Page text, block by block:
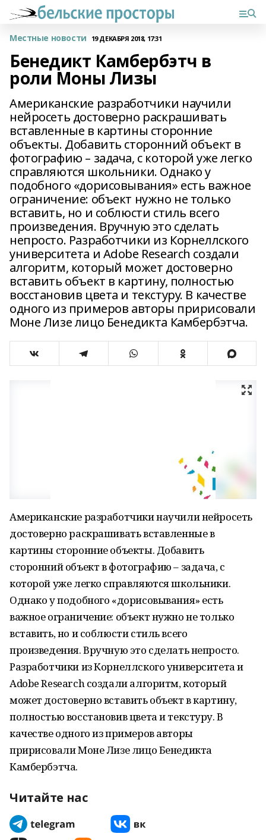
Местные новости 19 ДЕКАБРЯ 2018, 17:31
Бенедикт Камбербэтч в
роли Моны Лизы
Американские разработчики научили
нейросеть достоверно раскрашивать
вставленные в картины сторонние
объекты. Добавить сторонний объект в
фотографию – задача, с которой уже легко
справляются школьники. Однако у
подобного «дорисовывания» есть важное
ограничение: объект нужно не только
вставить, но и соблюсти стиль всего
произведения. Вручную это сделать
непросто. Разработчики из Корнеллского
университета и Adobe Research создали
алгоритм, который может достоверно
вставить объект в картину, полностью
восстановив цвета и текстуру. В качестве
одного из примеров авторы пририсовали
Моне Лизе лицо Бенедикта Камбербэтча.
Американские разработчики научили нейросеть
достоверно раскрашивать вставленные в
картины сторонние объекты. Добавить
сторонний объект в фотографию – задача, с
которой уже легко справляются школьники.
Однако у подобного «дорисовывания» есть
важное ограничение: объект нужно не только
вставить, но и соблюсти стиль всего
произведения. Вручную это сделать непросто.
Разработчики из Корнеллского университета и
Adobe Research создали алгоритм, который
может достоверно вставить объект в картину,
полностью восстановив цвета и текстуру. В
качестве одного из примеров авторы
пририсовали Моне Лизе лицо Бенедикта
Камбербэтча.
Читайте нас